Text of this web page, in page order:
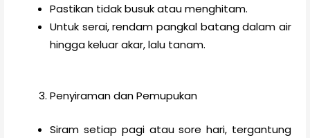
Pastikan tidak busuk atau menghitam.
Untuk serai, rendam pangkal batang dalam air
hingga keluar akar, lalu tanam.
Penyiraman dan Pemupukan
Siram setiap pagi atau sore hari, tergantung